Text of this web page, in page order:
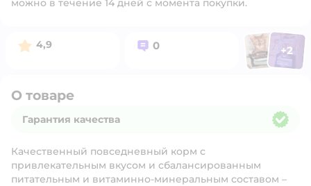
можно в течение 14 дней с момента покупки.
Рейтинг:
4,9 Вопросов:
0 ФотоФото
+2
О товаре
Гарантия качества
Качественный повседневный корм с
привлекательным вкусом и сбалансированным
питательным и витаминно-минеральным составом –